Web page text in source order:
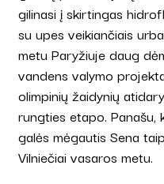
gilinasi į skirtingas
su upes veikiančiais
metu Paryžiuje daug
vandens valymo
olimpinių žaidynių
rungties etapo. Panašu,
galės mėgautis Sena
Vilniečiai vasaros metu.